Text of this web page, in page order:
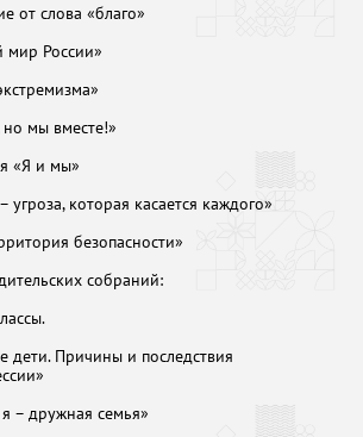
от слова «благо»
мир России»
мы вместе!»
«Я и мы»
угроза, которая касается каждого»
безопасности»
собраний:
дети. Причины и последствия
– дружная семья»